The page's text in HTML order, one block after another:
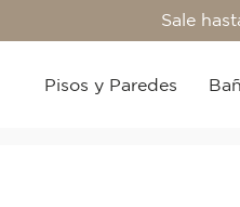
Sale
Pisos y Paredes